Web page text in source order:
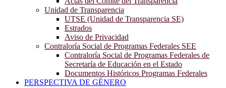
Unidad de Transparencia
UTSE (Unidad de Transparencia SE)
Estrados
Aviso de Privacidad
Contraloría Social de Programas Federales SEE
Contraloría Social de Programas Federales de
Secretaría de Educación en el Estado
Documentos Históricos Programas Federales
PERSPECTIVA DE GÉNERO